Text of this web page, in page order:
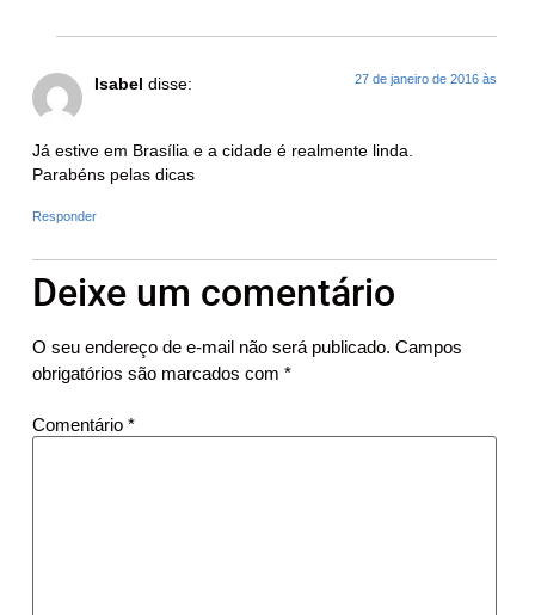
Isabel disse: 27 de janeiro de 2016 às
Já estive em Brasília e a cidade é realmente linda.
Parabéns pelas dicas
Responder
Deixe um comentário
O seu endereço de e-mail não será publicado. Campos
obrigatórios são marcados com *
Comentário *